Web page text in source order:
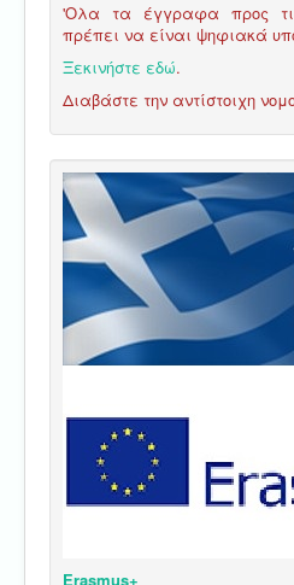
'Ολα τα έγγραφα προς
πρέπει να είναι ψηφιακά
Ξεκινήστε εδώ.
Διαβάστε την αντίστοιχη
Erasmus+